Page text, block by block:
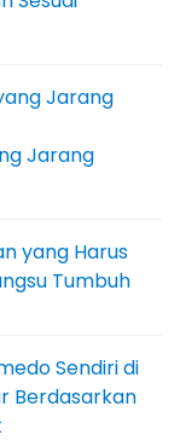
Jarang
yang Harus
Tumbuh
Sendiri di
Berdasarkan